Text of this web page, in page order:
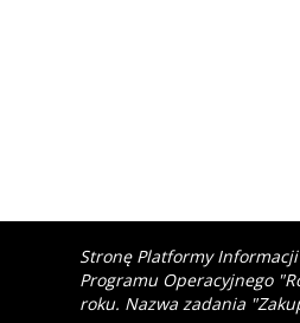
Stronę Platformy
Programu Operacyjnego
roku. Nazwa zadania